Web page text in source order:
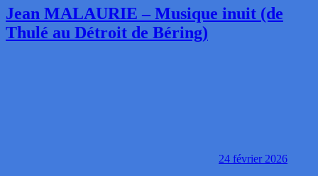
Jean MALAURIE – Musique inuit (de
Thulé au Détroit de Béring)
24 février 2026